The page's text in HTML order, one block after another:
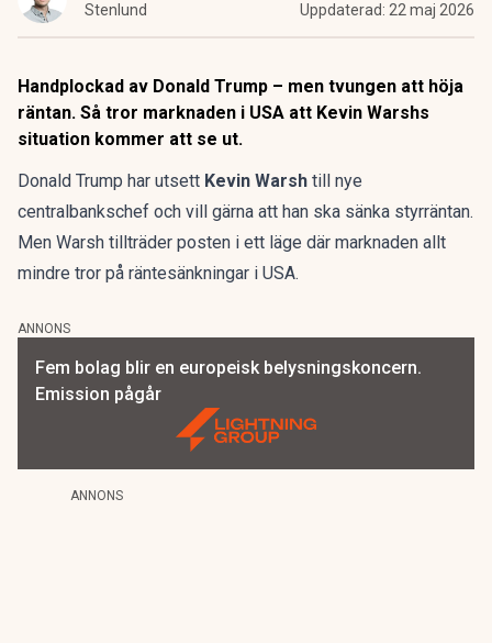
Stenlund
Uppdaterad: 22 maj 2026
Handplockad av Donald Trump – men tvungen att höja
räntan. Så tror marknaden i USA att Kevin Warshs
situation kommer att se ut.
Donald Trump har utsett Kevin Warsh till nye
centralbankschef och vill gärna att han ska sänka styrräntan.
Men Warsh tillträder posten i ett läge där marknaden allt
mindre tror på räntesänkningar i USA.
ANNONS
Fem bolag blir en europeisk belysningskoncern.
Emission pågår
ANNONS